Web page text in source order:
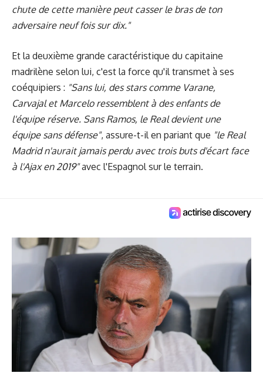
chute de cette manière peut casser le bras de ton
adversaire neuf fois sur dix."
Et la deuxième grande caractéristique du capitaine
madrilène selon lui, c'est la force qu'il transmet à ses
coéquipiers : "Sans lui, des stars comme Varane,
Carvajal et Marcelo ressemblent à des enfants de
l'équipe réserve. Sans Ramos, le Real devient une
équipe sans défense", assure-t-il en pariant que "le Real
Madrid n'aurait jamais perdu avec trois buts d'écart face
à l'Ajax en 2019"avec l'Espagnol sur le terrain.